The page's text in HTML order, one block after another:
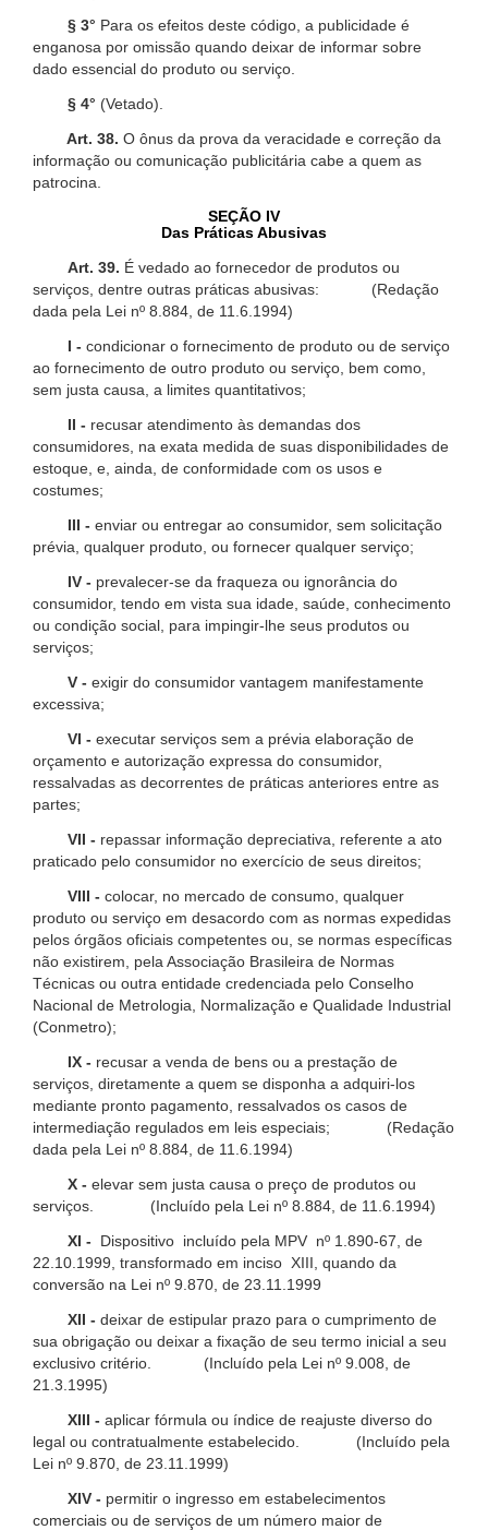
§ 3° Para os efeitos deste código, a publicidade é
enganosa por omissão quando deixar de informar sobre
dado essencial do produto ou serviço.
§ 4° (Vetado).
Art. 38. O ônus da prova da veracidade e correção da
informação ou comunicação publicitária cabe a quem as
patrocina.
SEÇÃO IV
Das Práticas Abusivas
Art. 39. É vedado ao fornecedor de produtos ou
serviços, dentre outras práticas abusivas: (Redação
dada pela Lei nº 8.884, de 11.6.1994)
I - condicionar o fornecimento de produto ou de serviço
ao fornecimento de outro produto ou serviço, bem como,
sem justa causa, a limites quantitativos;
II - recusar atendimento às demandas dos
consumidores, na exata medida de suas disponibilidades de
estoque, e, ainda, de conformidade com os usos e
costumes;
III - enviar ou entregar ao consumidor, sem solicitação
prévia, qualquer produto, ou fornecer qualquer serviço;
IV - prevalecer-se da fraqueza ou ignorância do
consumidor, tendo em vista sua idade, saúde, conhecimento
ou condição social, para impingir-lhe seus produtos ou
serviços;
V - exigir do consumidor vantagem manifestamente
excessiva;
VI - executar serviços sem a prévia elaboração de
orçamento e autorização expressa do consumidor,
ressalvadas as decorrentes de práticas anteriores entre as
partes;
VII - repassar informação depreciativa, referente a ato
praticado pelo consumidor no exercício de seus direitos;
VIII - colocar, no mercado de consumo, qualquer
produto ou serviço em desacordo com as normas expedidas
pelos órgãos oficiais competentes ou, se normas específicas
não existirem, pela Associação Brasileira de Normas
Técnicas ou outra entidade credenciada pelo Conselho
Nacional de Metrologia, Normalização e Qualidade Industrial
(Conmetro);
IX - recusar a venda de bens ou a prestação de
serviços, diretamente a quem se disponha a adquiri-los
mediante pronto pagamento, ressalvados os casos de
intermediação regulados em leis especiais; (Redação
dada pela Lei nº 8.884, de 11.6.1994)
X - elevar sem justa causa o preço de produtos ou
serviços. (Incluído pela Lei nº 8.884, de 11.6.1994)
XI -
Dispositivo incluído pela MPV nº 1.890-67, de
22.10.1999, transformado em inciso XIII, quando da
conversão na Lei nº 9.870, de 23.11.1999
XII - deixar de estipular prazo para o cumprimento de
sua obrigação ou deixar a fixação de seu termo inicial a seu
exclusivo critério. (Incluído pela Lei nº 9.008, de
21.3.1995)
XIII - aplicar fórmula ou índice de reajuste diverso do
legal ou contratualmente estabelecido. (Incluído pela
Lei nº 9.870, de 23.11.1999)
XIV - permitir o ingresso em estabelecimentos
comerciais ou de serviços de um número maior de